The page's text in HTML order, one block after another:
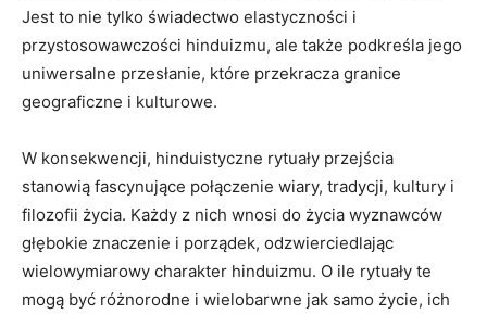
Jest to nie tylko świadectwo elastyczności i
przystosowawczości hinduizmu, ale także podkreśla jego
uniwersalne przesłanie, które przekracza granice
geograficzne i kulturowe.
W konsekwencji, hinduistyczne rytuały przejścia
stanowią fascynujące połączenie wiary, tradycji, kultury i
filozofii życia. Każdy z nich wnosi do życia wyznawców
głębokie znaczenie i porządek, odzwierciedlając
wielowymiarowy charakter hinduizmu. O ile rytuały te
mogą być różnorodne i wielobarwne jak samo życie, ich